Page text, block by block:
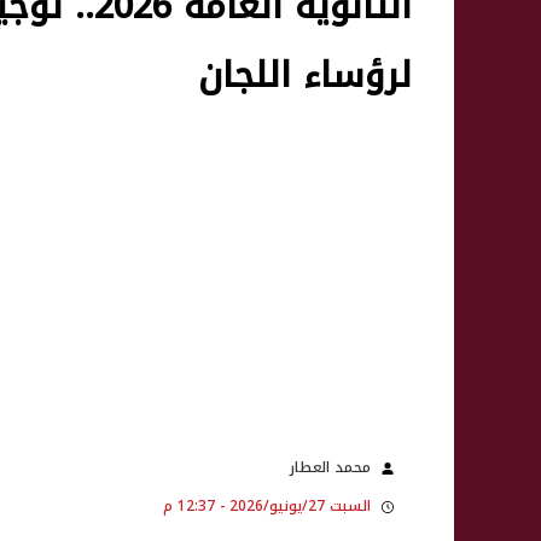
لرؤساء اللجان
محمد العطار
السبت 27/يونيو/2026 - 12:37 م